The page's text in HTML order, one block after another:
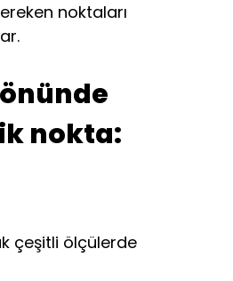
noktaları
nokta:
çeşitli ölçülerde